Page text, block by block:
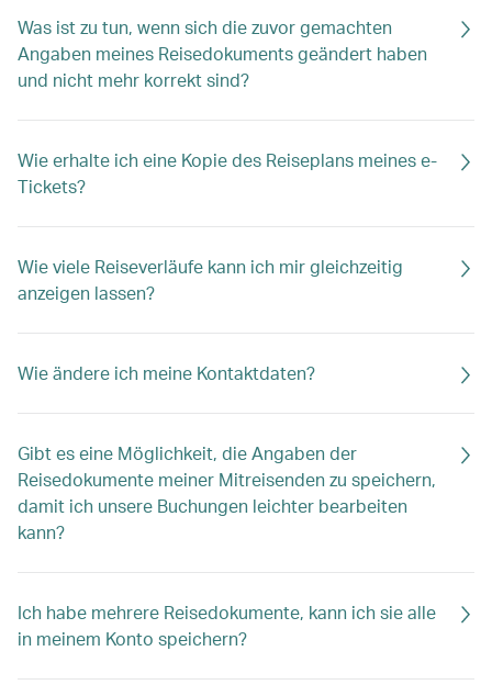
Was ist zu tun, wenn sich die zuvor gemachten
Angaben meines Reisedokuments geändert haben
und nicht mehr korrekt sind?
Wie erhalte ich eine Kopie des Reiseplans meines e-
Tickets?
Wie viele Reiseverläufe kann ich mir gleichzeitig
anzeigen lassen?
Wie ändere ich meine Kontaktdaten?
Gibt es eine Möglichkeit, die Angaben der
Reisedokumente meiner Mitreisenden zu speichern,
damit ich unsere Buchungen leichter bearbeiten
kann?
Ich habe mehrere Reisedokumente, kann ich sie alle
in meinem Konto speichern?